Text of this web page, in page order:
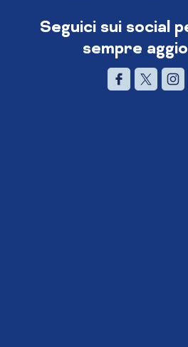
Seguici sui social
sempre